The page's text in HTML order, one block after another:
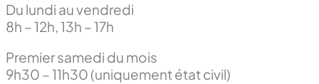
Du lundi au vendredi
8h – 12h, 13h – 17h
Premier samedi du mois
9h30 – 11h30 (uniquement état civil)